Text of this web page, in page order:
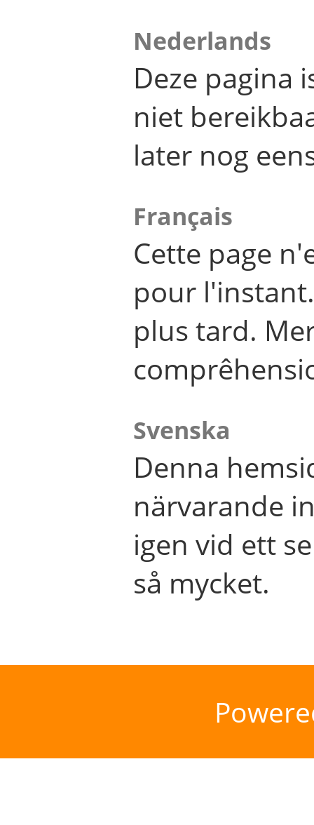
Nederlands
Deze pagina
niet
later nog
Français
Cette page
pour
plus tard.
Svenska
Denna
närvarande
igen vid ett
så mycket.